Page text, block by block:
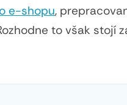
e-shopu,
to však stojí